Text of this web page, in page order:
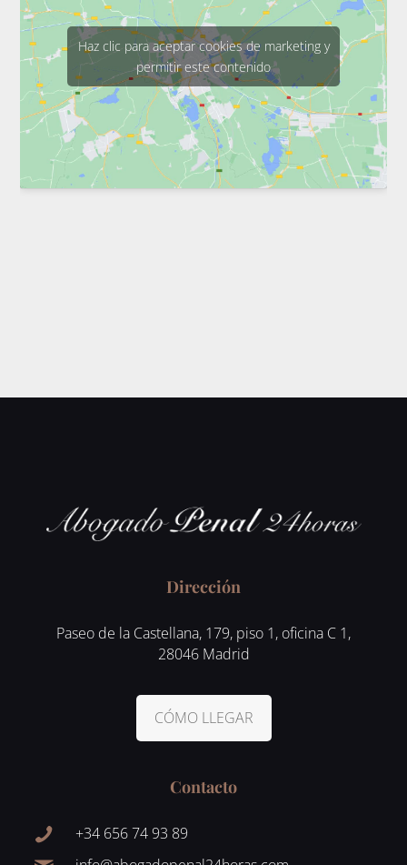
Haz clic para aceptar cookies de marketing y
permitir este contenido
Dirección
Paseo de la Castellana, 179, piso 1, oficina C 1,
28046 Madrid
CÓMO LLEGAR
Contacto
+34 656 74 93 89